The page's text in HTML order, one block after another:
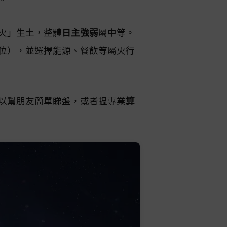
」生土，整體日主強弱屬中等。
），並選擇能源、餐飲等屬火行
幫朋友簡單睇盤，或者揾專業算